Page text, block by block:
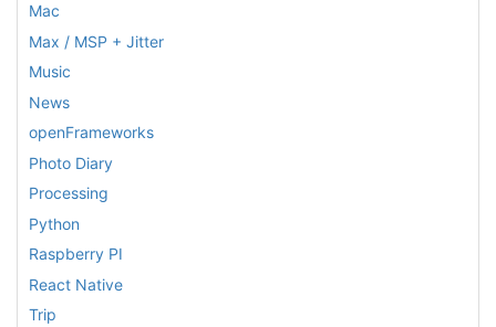
Mac
Max / MSP + Jitter
Music
News
openFrameworks
Photo Diary
Processing
Python
Raspberry PI
React Native
Trip